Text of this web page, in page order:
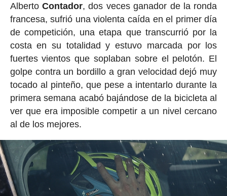
AlbertoContador, dos veces ganador de la ronda
francesa, sufrió una violenta caída en el primer día
de competición, una etapa que transcurrió por la
costa en su totalidad y estuvo marcada por los
fuertes vientos que soplaban sobre el pelotón. El
golpe contra un bordillo a gran velocidad dejó muy
tocado al pinteño, que pese a intentarlo durante la
primera semana acabó bajándose de la bicicleta al
ver que era imposible competir a un nivel cercano
al de los mejores.